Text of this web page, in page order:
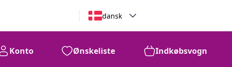
dansk
Konto Ønskeliste Indkøbsvogn